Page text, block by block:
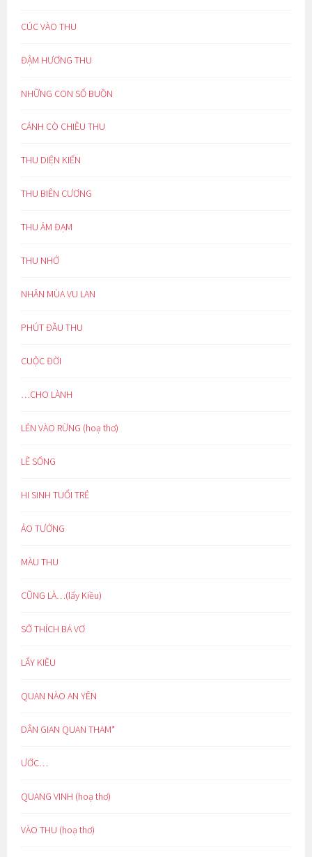
CÚC VÀO THU
ĐẬM HƯƠNG THU
NHỮNG CON SỐ BUỒN
CÁNH CÒ CHIỀU THU
THU DIỆN KIẾN
THU BIÊN CƯƠNG
THU ẢM ĐẠM
THU NHỚ
NHÂN MÙA VU LAN
PHÚT ĐẦU THU
CUỘC ĐỜI
…CHO LÀNH
LẺN VÀO RỪNG (hoạ thơ)
LẼ SỐNG
HI SINH TUỔI TRẺ
ẢO TƯỞNG
MÀU THU
CŨNG LÀ…(lẩy Kiều)
SỞ THÍCH BÁ VƠ
LẨY KIỀU
QUAN NÀO AN YÊN
DÂN GIAN QUAN THAM*
ƯỚC…
QUANG VINH (hoạ thơ)
VÀO THU (hoạ thơ)